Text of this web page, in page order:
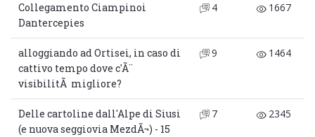
Collegamento Ciampinoi
Dantercepies
4 1667
alloggiando ad Ortisei, in caso di
cattivo tempo dove c'Ã¨
visibilitÃ migliore?
9 1464
Delle cartoline dall'Alpe di Siusi
(e nuova seggiovia MezdÃ¬) - 15
7 2345